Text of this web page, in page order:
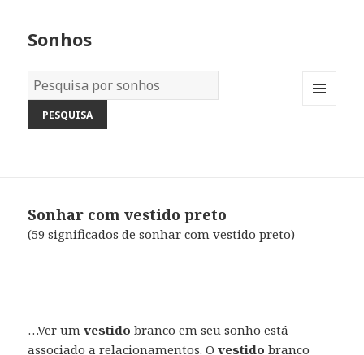
Sonhos
Dicionário
dos
Sonhos:
Sonhar com vestido preto
(59 significados de sonhar com vestido preto)
…Ver umvestido branco em seu sonho está
associado a relacionamentos. Ovestido branco